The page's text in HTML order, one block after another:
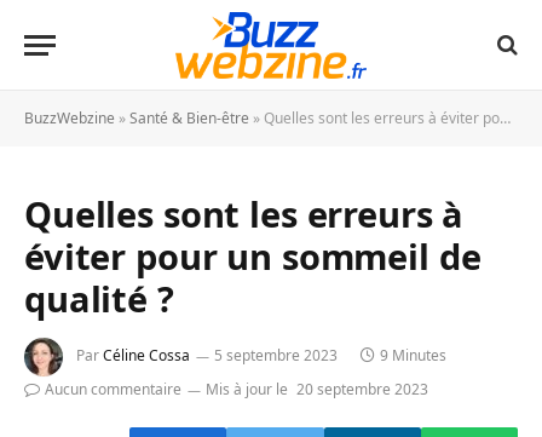
BuzzWebzine »Santé & Bien-être » Quelles sont les erreurs à éviter pour un sommeil de qualité ?
Quelles sont les erreurs à
éviter pour un sommeil de
qualité ?
ParCéline Cossa 5 septembre 2023
9 Minutes
Aucun commentaire
Mis à jour le 20 septembre 2023